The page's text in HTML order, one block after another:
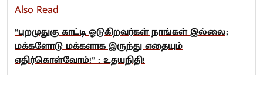
Also Read
“புறமுதுகு காட்டி ஓடுகிறவர்கள் நாங்கள் இல்லை;
மக்களோடு மக்களாக இருந்து எதையும்
எதிர்கொள்வோம்!” : உதயநிதி!